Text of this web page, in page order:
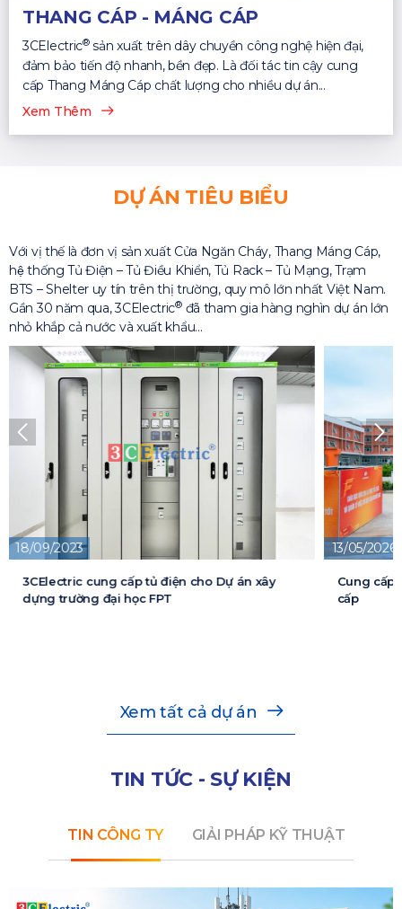
THANG CÁP - MÁNG CÁP
3CElectric®sản xuất trên dây chuyền công nghệ hiện đại,
đảm bảo tiến độ nhanh, bền đẹp. Là đối tác tin cậy cung
cấp Thang Máng Cáp chất lượng cho nhiều dự án...
Xem Thêm
DỰ ÁN TIÊU BIỂU
Với vị thế là đơn vị sản xuất Cửa Ngăn Cháy, Thang Máng Cáp,
hệ thống Tủ Điện – Tủ Điều Khiển, Tủ Rack – Tủ Mạng, Trạm
BTS – Shelter uy tín trên thị trường, quy mô lớn nhất Việt Nam.
Gần 30 năm qua, 3CElectric®đã tham gia hàng nghìn dự án lớn
nhỏ khắp cả nước và xuất khẩu…
18/09/2023
3CElectric cung cấp tủ điện cho Dự án xây
dựng trường đại học FPT
13/05/2026
Cung cấp
cấp
Xem tất cả dự án
TIN TỨC - SỰ KIỆN
TIN CÔNG TY GIẢI PHÁP KỸ THUẬT